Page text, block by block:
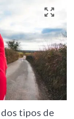
tipos de